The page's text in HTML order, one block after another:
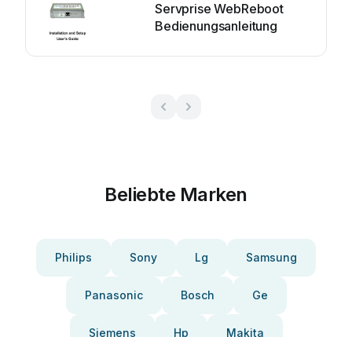
Servprise WebReboot
Bedienungsanleitung
Beliebte Marken
Philips Sony Lg Samsung
Panasonic Bosch Ge
Siemens Hp Makita